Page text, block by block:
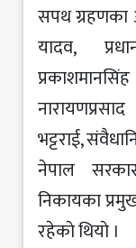
सपथ ग्रहणका
यादव,
भट्टराई,
नेपाल
निकायका
रहेकाे थियाे ।